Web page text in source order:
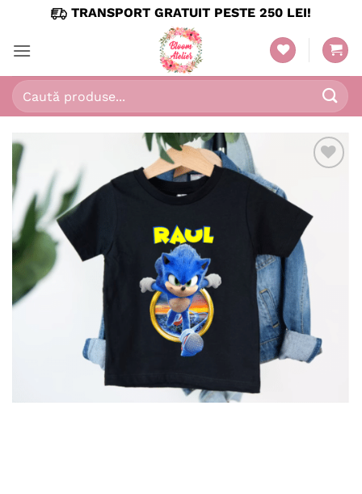
content
TRANSPORT GRATUIT PESTE 250 LEI!
Caută
după:
wishlist